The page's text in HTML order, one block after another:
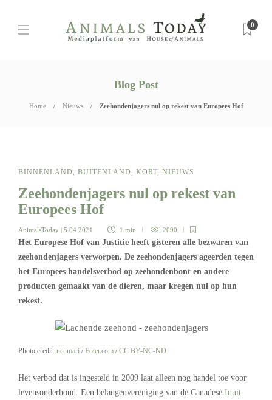
0
Blog Post
Home Nieuws Zeehondenjagers nul op rekest van Europees Hof
BINNENLAND, BUITENLAND, KORT, NIEUWS
Zeehondenjagers nul op rekest van
Europees Hof
AnimalsToday | 5 04 2021 1 min 2090
Het Europese Hof van Justitie heeft gisteren alle bezwaren van
zeehondenjagers verworpen. De zeehondenjagers ageerden tegen
het Europees handelsverbod op zeehondenbont en andere
producten gemaakt van de dieren, maar kregen nul op hun
rekest.
Photo credit: ucumari /Foter.com /CC BY-NC-ND
Het verbod dat is ingesteld in 2009 laat alleen nog handel toe voor
levensonderhoud. Een belangenvereniging van de Canadese Inuit